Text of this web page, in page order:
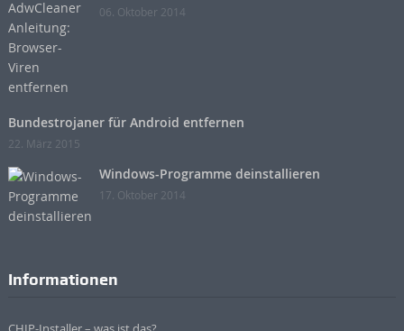
06. Oktober 2014
Bundestrojaner für Android entfernen
22. März 2015
Windows-Programme deinstallieren
17. Oktober 2014
Informationen